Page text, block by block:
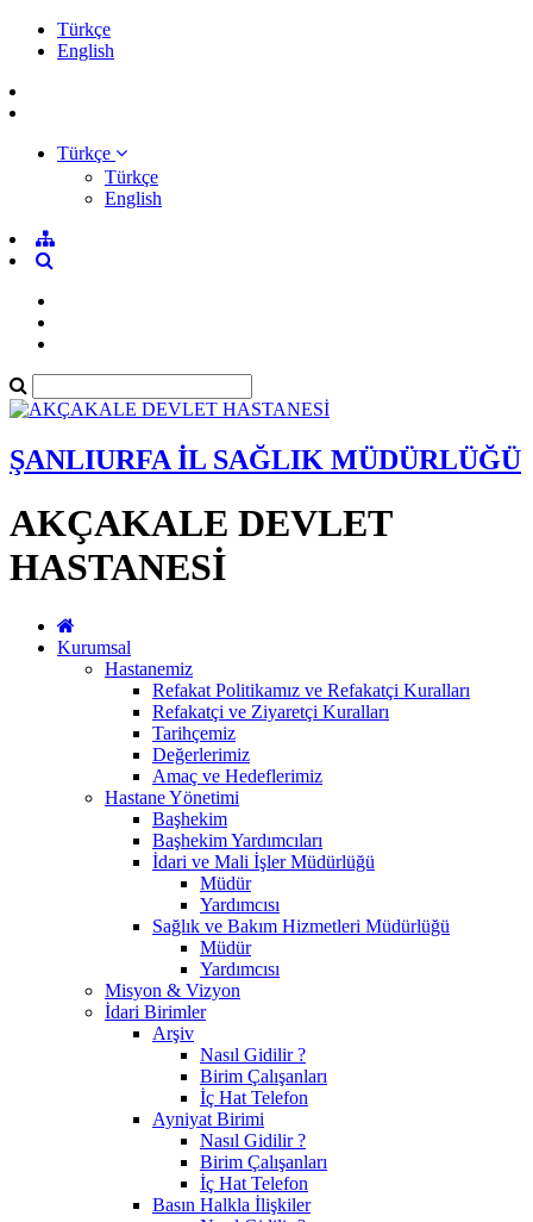
Türkçe
English
Türkçe
Türkçe
English
ŞANLIURFA İL SAĞLIK MÜDÜRLÜĞÜ
AKÇAKALE DEVLET
HASTANESİ
Kurumsal
Hastanemiz
Refakat Politikamız ve Refakatçi Kuralları
Refakatçi ve Ziyaretçi Kuralları
Tarihçemiz
Değerlerimiz
Amaç ve Hedeflerimiz
Hastane Yönetimi
Başhekim
Başhekim Yardımcıları
İdari ve Mali İşler Müdürlüğü
Müdür
Yardımcısı
Sağlık ve Bakım Hizmetleri Müdürlüğü
Müdür
Yardımcısı
Misyon & Vizyon
İdari Birimler
Arşiv
Nasıl Gidilir ?
Birim Çalışanları
İç Hat Telefon
Ayniyat Birimi
Nasıl Gidilir ?
Birim Çalışanları
İç Hat Telefon
Basın Halkla İlişkiler